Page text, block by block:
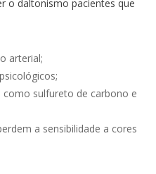
o daltonismo pacientes que
arterial;
sulfureto de carbono e
a sensibilidade a cores